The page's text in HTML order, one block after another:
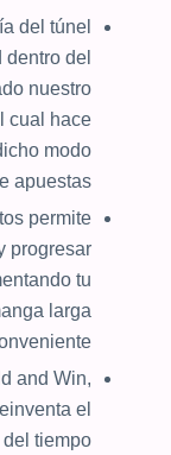
del túnel
del
nuestro
cual hace
modo
apuestas.
permite
progresar
tu
larga
and Win,
el
tiempo